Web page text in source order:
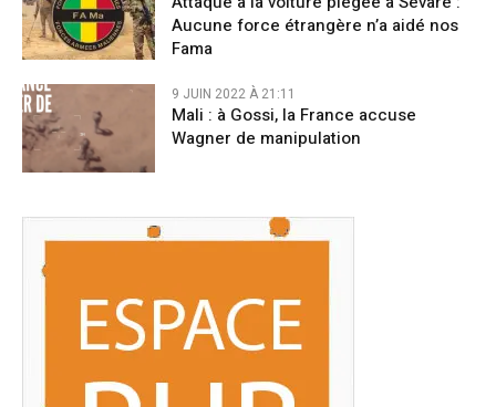
Aucune force étrangère n’a aidé nos
Fama
9 JUIN 2022 À 21:11
Mali : à Gossi, la France accuse
Wagner de manipulation